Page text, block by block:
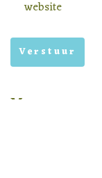
website
Menu